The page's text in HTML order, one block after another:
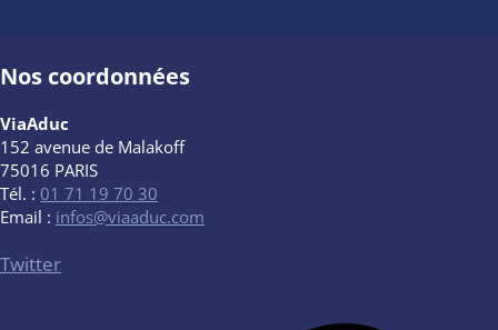
Nos coordonnées
ViaAduc
152 avenue de Malakoff
75016 PARIS
Tél. : 01 71 19 70 30
Email : infos@viaaduc.com
Twitter